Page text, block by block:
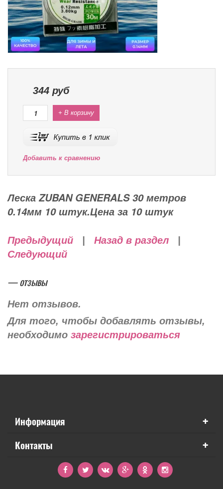
344 руб
+ В корзину
Добавить к сравнению
Леска ZUBAN GENERALS 30 метров
0.14мм 10 штук.Цена за 10 штук
Предыдущий Назад в раздел
Следующий
— отзывы
Нет отзывов.
Для того, чтобы добавлять отзывы,
необходимо зарегистрироваться
Информация +
Контакты +